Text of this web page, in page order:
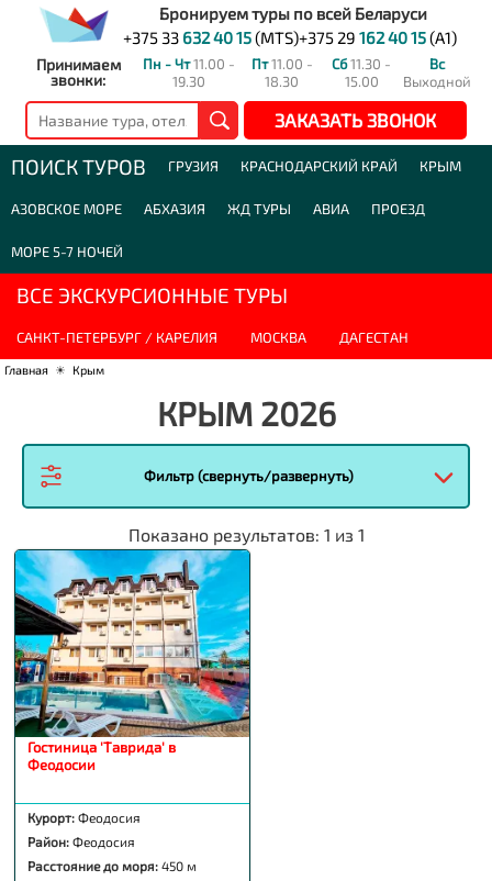
Бронируем туры по всей Беларуси
+375 33 632 40 15(MTS)+375 29 162 40 15(A1)
Принимаем
звонки:
Пн - Чт11.00 -
19.30
Пт11.00 -
18.30
Сб11.30 -
15.00
Вс
Выходной
ЗАКАЗАТЬ ЗВОНОК
ПОИСК ТУРОВ ГРУЗИЯ КРАСНОДАРСКИЙ КРАЙ КРЫМ
АЗОВСКОЕ МОРЕ АБХАЗИЯ ЖД ТУРЫ АВИА ПРОЕЗД
МОРЕ 5-7 НОЧЕЙ
ВСЕ ЭКСКУРСИОННЫЕ ТУРЫ
САНКТ-ПЕТЕРБУРГ / КАРЕЛИЯ МОСКВА ДАГЕСТАН
Главная ☀ Крым
КРЫМ 2026
Фильтр (свернуть/развернуть)
Показано результатов: 1 из 1
Гостиница 'Таврида' в
Феодосии
Курорт: Феодосия
Район: Феодосия
Расстояние до моря: 450 м